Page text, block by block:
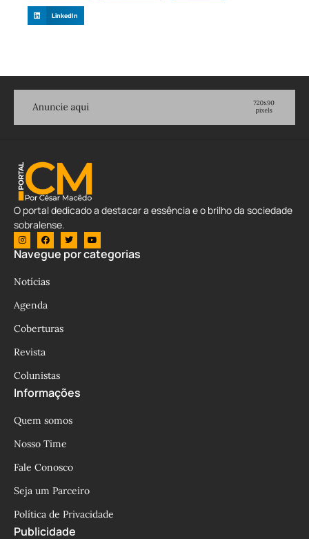
LinkedIn
O portal dedicado a destacar a essência e o brilho da sociedade
sobralense.
Navegue por categorias
Notícias
Agenda
Coberturas
Revista
Colunistas
Informações
Quem somos
Nosso Time
Fale Conosco
Seja um Parceiro
Política de Privacidade
Publicidade